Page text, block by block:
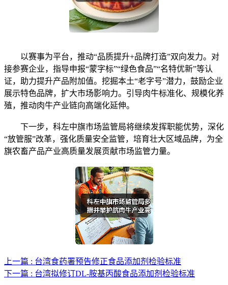
以赛事为平台，推动“品质提升+品牌打造”双向发力。对
接参赛企业，指导申报“蒙字标”“绿色食品”“名特优新”等认
证，助力提升产品附加值。挖掘本土“老字号”潜力，鼓励企业
展示特色品牌，扩大市场影响力。引导肉牛标准化、规模化养
殖，推动肉牛产业链向高端化延伸。
下一步，科左中旗市场监管局将继续发挥职能优势，深化
“放管服”改革，强化质量安全监管，培育壮大区域品牌，为全
旗农畜产品产业高质量发展贡献市场监管力量。
上一篇 : 台湾食药署预告修正食品添加剂检验标准
下一篇 : 台湾拟修订DL-胺基丙酸食品添加剂检验标准